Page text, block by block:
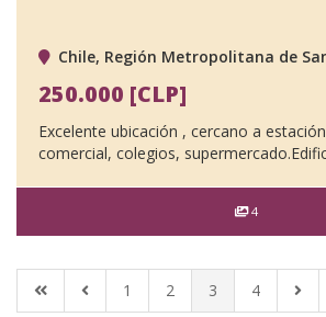
Chile, Región Metropolitana de
250.000 [CLP]
Excelente ubicación , cercano a
comercial, colegios,
4
1 2 3 4